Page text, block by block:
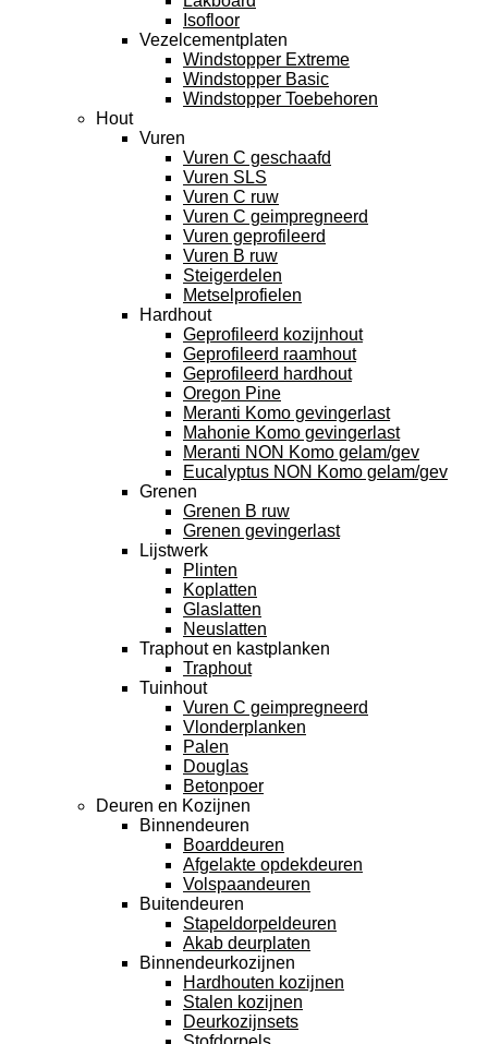
Isofloor
Vezelcementplaten
Windstopper Extreme
Windstopper Basic
Windstopper Toebehoren
Hout
Vuren
Vuren C geschaafd
Vuren SLS
Vuren C ruw
Vuren C geimpregneerd
Vuren geprofileerd
Vuren B ruw
Steigerdelen
Metselprofielen
Hardhout
Geprofileerd kozijnhout
Geprofileerd raamhout
Geprofileerd hardhout
Oregon Pine
Meranti Komo gevingerlast
Mahonie Komo gevingerlast
Meranti NON Komo gelam/gev
Eucalyptus NON Komo gelam/gev
Grenen
Grenen B ruw
Grenen gevingerlast
Lijstwerk
Plinten
Koplatten
Glaslatten
Neuslatten
Traphout en kastplanken
Traphout
Tuinhout
Vuren C geimpregneerd
Vlonderplanken
Palen
Douglas
Betonpoer
Deuren en Kozijnen
Binnendeuren
Boarddeuren
Afgelakte opdekdeuren
Volspaandeuren
Buitendeuren
Stapeldorpeldeuren
Akab deurplaten
Binnendeurkozijnen
Hardhouten kozijnen
Stalen kozijnen
Deurkozijnsets